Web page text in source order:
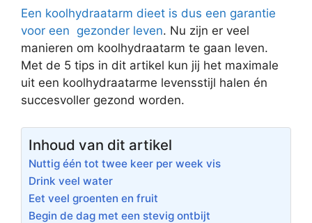
Een koolhydraatarm dieet is dus een garantie
voor een gezonder leven. Nu zijn er veel
manieren om koolhydraatarm te gaan leven.
Met de 5 tips in dit artikel kun jij het maximale
uit een koolhydraatarme levensstijl halen én
succesvoller gezond worden.
Inhoud van dit artikel
Nuttig één tot twee keer per week vis
Drink veel water
Eet veel groenten en fruit
Begin de dag met een stevig ontbijt